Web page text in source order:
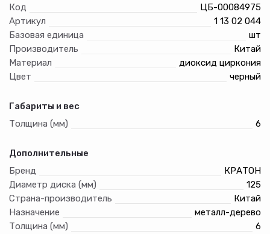
Код
ЦБ-00084975
Артикул
1 13 02 044
Базовая единица
шт
Производитель
Китай
Материал
диоксид циркония
Цвет
черный
Габариты и вес
Толщина (мм)
6
Дополнительные
Бренд
КРАТОН
Диаметр диска (мм)
125
Страна-производитель
Китай
Назначение
металл-дерево
Толщина (мм)
6